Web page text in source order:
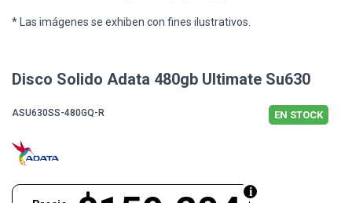
* Las imágenes se exhiben con fines ilustrativos.
Disco Solido Adata 480gb Ultimate Su630
ASU630SS-480GQ-R EN STOCK